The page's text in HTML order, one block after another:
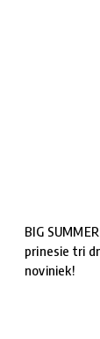
BIG
prinesie tri
noviniek!